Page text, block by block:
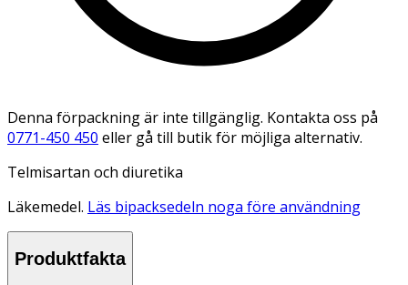
Denna förpackning är inte tillgänglig. Kontakta oss på
0771-450 450 eller gå till butik för möjliga alternativ.
Telmisartan och diuretika
Läkemedel. Läs bipacksedeln noga före användning
Produktfakta